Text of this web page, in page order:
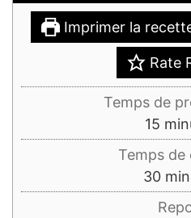
Imprimer la
Rate
Temps de
15
Temps de
30